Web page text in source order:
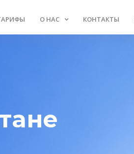
О НАС КОНТАКТЫ